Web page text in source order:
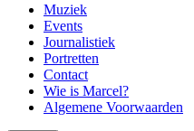
Muziek
Events
Journalistiek
Portretten
Contact
Wie is Marcel?
Algemene Voorwaarden